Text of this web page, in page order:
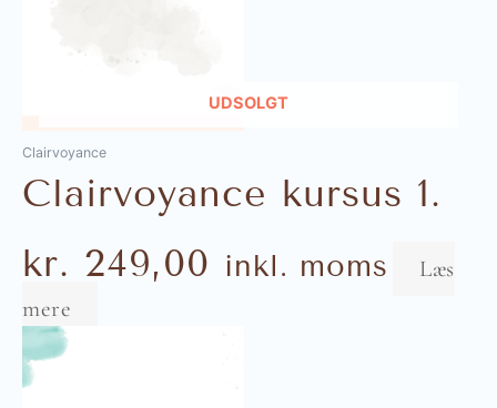
UDSOLGT
Clairvoyance
Clairvoyance kursus 1.
kr. 249,00 inkl. moms
Læs
mere